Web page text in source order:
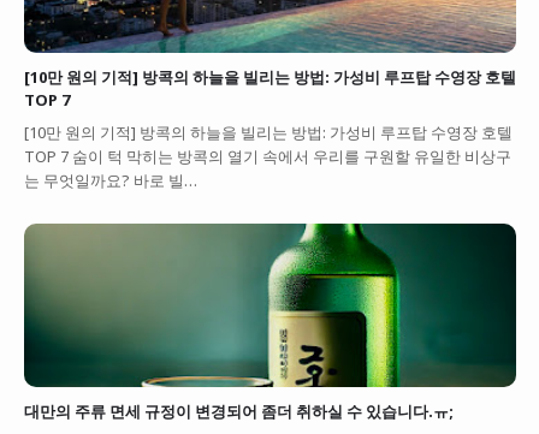
[10만 원의 기적] 방콕의 하늘을 빌리는 방법: 가성비 루프탑 수영장 호텔
TOP 7
[10만 원의 기적] 방콕의 하늘을 빌리는 방법: 가성비 루프탑 수영장 호텔
TOP 7 숨이 턱 막히는 방콕의 열기 속에서 우리를 구원할 유일한 비상구
는 무엇일까요? 바로 빌…
대만의 주류 면세 규정이 변경되어 좀더 취하실 수 있습니다.ㅠ;